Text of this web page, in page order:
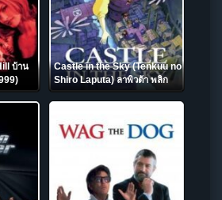
บ้าน
Castle in the Sky (Tenkuu no
Shiro Laputa) ลาพิวต้า พลิก
ตำนานเหนือเวหา (1986)